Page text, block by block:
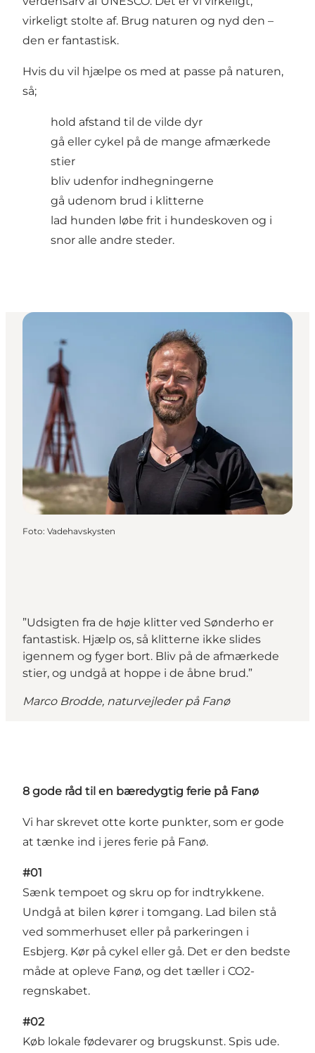
virkeligt stolte af. Brug naturen og nyd den –
den er fantastisk.
Hvis du vil hjælpe os med at passe på naturen,
så;
hold afstand til de vilde dyr
gå eller cykel på de mange afmærkede
stier
bliv udenfor indhegningerne
gå udenom brud i klitterne
lad hunden løbe frit i hundeskoven og i
snor alle andre steder.
Foto: Vadehavskysten
”Udsigten fra de høje klitter ved Sønderho er
fantastisk. Hjælp os, så klitterne ikke slides
igennem og fyger bort. Bliv på de afmærkede
stier, og undgå at hoppe i de åbne brud.”
Marco Brodde, naturvejleder på Fanø
8 gode råd til en bæredygtig ferie på Fanø
Vi har skrevet otte korte punkter, som er gode
at tænke ind i jeres ferie på Fanø.
#01
Sænk tempoet og skru op for indtrykkene.
Undgå at bilen kører i tomgang. Lad bilen stå
ved sommerhuset eller på parkeringen i
Esbjerg. Kør på cykel eller gå. Det er den bedste
måde at opleve Fanø, og det tæller i CO2-
regnskabet.
#02
Køb lokale fødevarer og brugskunst. Spis ude.